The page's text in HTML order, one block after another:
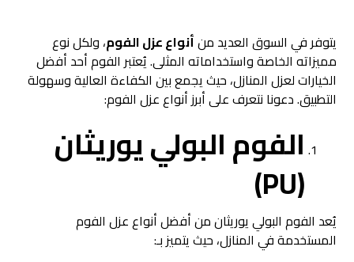
يتوفر في السوق العديد منأنواع عزل الفوم، ولكل نوع
مميزاته الخاصة واستخداماته المثلى. يُعتبر الفوم أحد أفضل
الخيارات لعزل المنازل، حيث يجمع بين الكفاءة العالية وسهولة
التطبيق. دعونا نتعرف على أبرز أنواع عزل الفوم:
الفوم البولي يوريثان
(PU)
يُعد الفوم البولي يوريثان من أفضل أنواع عزل الفوم
المستخدمة في المنازل، حيث يتميز بـ: